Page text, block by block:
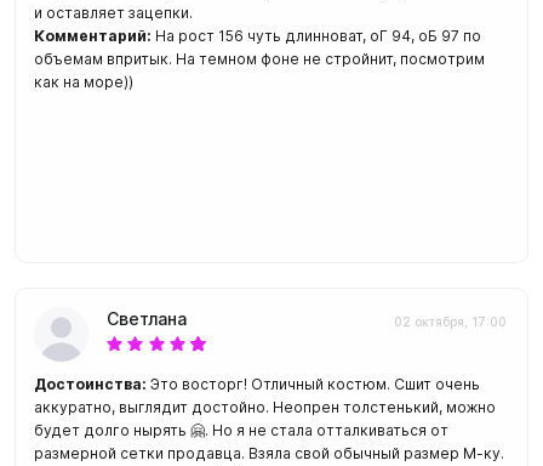
и оставляет зацепки.
Комментарий: На рост 156 чуть длинноват, оГ 94, оБ 97 по
объемам впритык. На темном фоне не стройнит, посмотрим
как на море))
Светлана 02 октября, 17:00
Достоинства: Это восторг! Отличный костюм. Сшит очень
аккуратно, выглядит достойно. Неопрен толстенький, можно
будет долго нырять 🤗. Но я не стала отталкиваться от
размерной сетки продавца. Взяла свой обычный размер М-ку.